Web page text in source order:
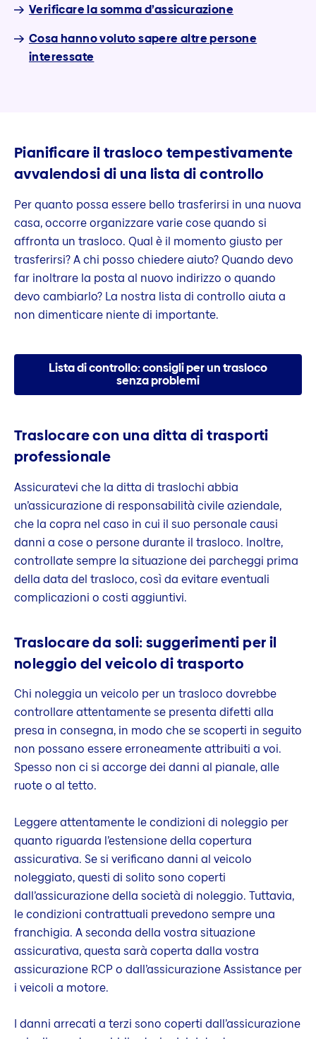
Verificare la somma d’assicurazione
Cosa hanno voluto sapere altre persone
interessate
Pianificare il trasloco tempestivamente
avvalendosi di una lista di controllo
Per quanto possa essere bello trasferirsi in una nuova
casa, occorre organizzare varie cose quando si
affronta un trasloco. Qual è il momento giusto per
trasferirsi? A chi posso chiedere aiuto? Quando devo
far inoltrare la posta al nuovo indirizzo o quando
devo cambiarlo? La nostra lista di controllo aiuta a
non dimenticare niente di importante.
Lista di controllo: consigli per un trasloco
senza problemi
Traslocare con una ditta di trasporti
professionale
Assicuratevi che la ditta di traslochi abbia
un’assicurazione di responsabilità civile aziendale,
che la copra nel caso in cui il suo personale causi
danni a cose o persone durante il trasloco. Inoltre,
controllate sempre la situazione dei parcheggi prima
della data del trasloco, così da evitare eventuali
complicazioni o costi aggiuntivi.
Traslocare da soli: suggerimenti per il
noleggio del veicolo di trasporto
Chi noleggia un veicolo per un trasloco dovrebbe
controllare attentamente se presenta difetti alla
presa in consegna, in modo che se scoperti in seguito
non possano essere erroneamente attribuiti a voi.
Spesso non ci si accorge dei danni al pianale, alle
ruote o al tetto.
Leggere attentamente le condizioni di noleggio per
quanto riguarda l’estensione della copertura
assicurativa. Se si verificano danni al veicolo
noleggiato, questi di solito sono coperti
dall’assicurazione della società di noleggio. Tuttavia,
le condizioni contrattuali prevedono sempre una
franchigia. A seconda della vostra situazione
assicurativa, questa sarà coperta dalla vostra
assicurazione RCP o dall’assicurazione Assistance per
i veicoli a motore.
I danni arrecati a terzi sono coperti dall’assicurazione